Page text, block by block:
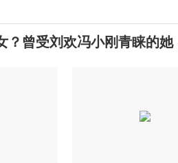
？曾受刘欢冯小刚青睐的